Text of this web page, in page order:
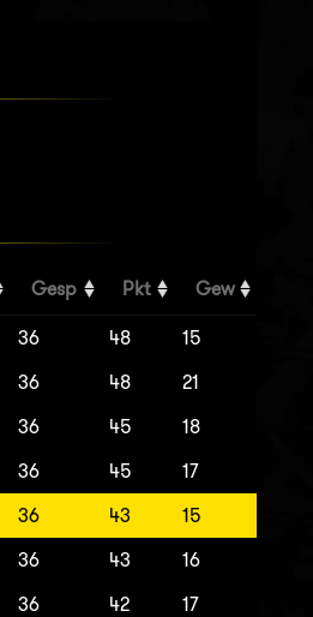
Gesp Pkt Gew
36 48
15
36 48
21
36 45
18
36 45
17
36 43
15
36 43
16
36 42
17